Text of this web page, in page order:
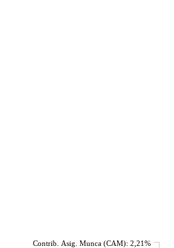
Contrib. Asig. Munca (CAM): 2,21%